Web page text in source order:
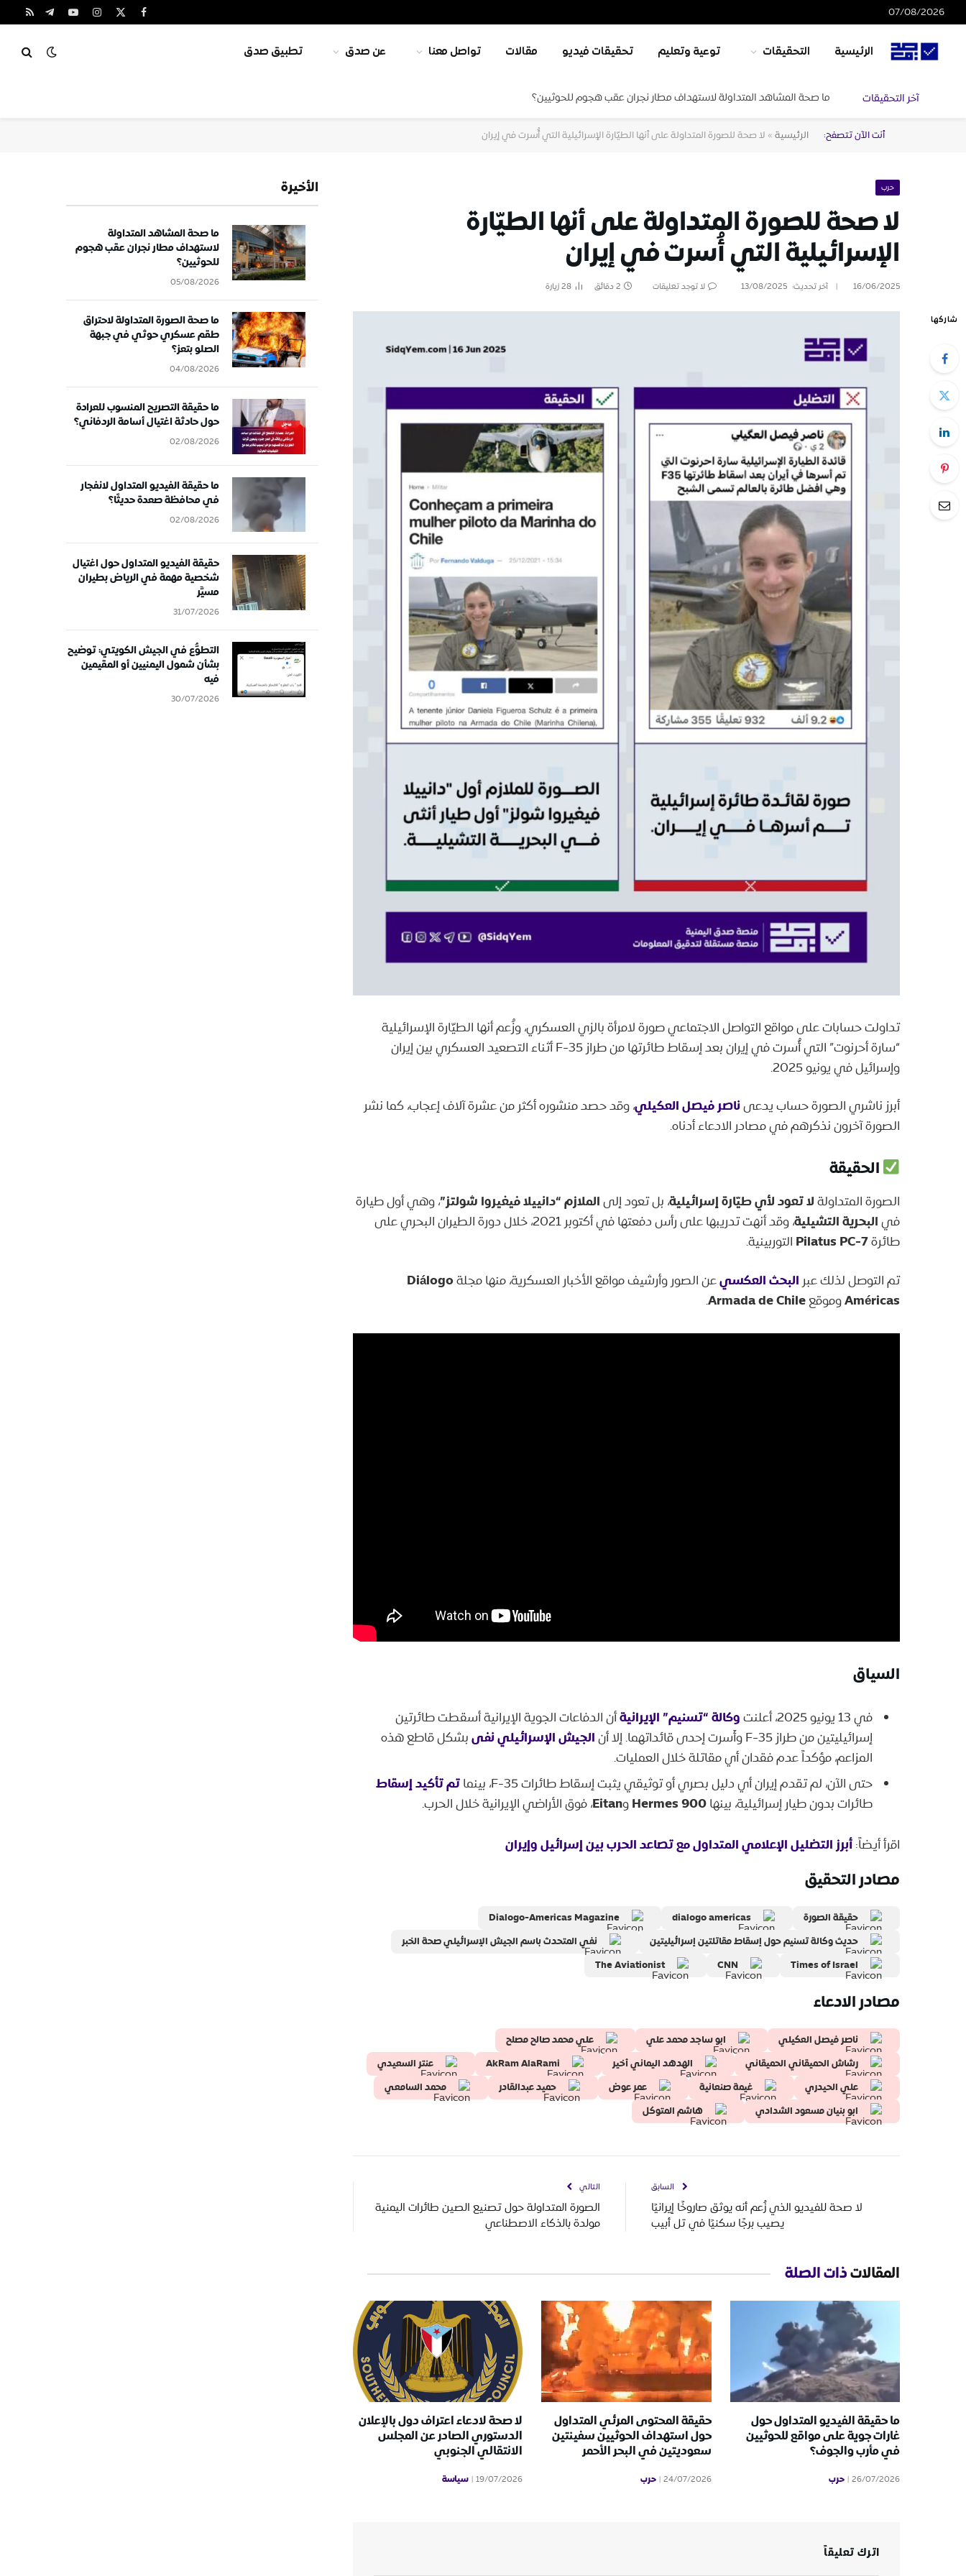
07/08/2026 فيسبوك
X
الانستغراميوتيوبتيلقرامRSS
الرئيسية التحقيقات توعية وتعليم تحقيقات فيديو مقالات تواصل معنا عن صدق تطبيق صدق
آخر التحقيقات ما صحة المشاهد المتداولة لاستهداف مطار نجران عقب هجوم للحوثيين؟
أنت الآن تتصفح: الرئيسية» لا صحة للصورة المتداولة على أنها الطيّارة الإسرائيلية التي أُسرت في إيران
حرب
لا صحة للصورة المتداولة على أنها الطيّارة
الإسرائيلية التي أُسرت في إيران
16/06/2025 آخر تحديث: 13/08/2025 لا توجد تعليقات 2 دقائق 28زيارة
شاركها
تداولت حسابات على مواقع التواصل الاجتماعي صورة لامرأة بالزي العسكري، وزُعم أنها الطيّارة الإسرائيلية
“سارة أحرنوت” التي أُسرت في إيران بعد إسقاط طائرتها من طراز F-35 أثناء التصعيد العسكري بين إيران
وإسرائيل في يونيو 2025.
أبرز ناشري الصورة حساب يدعىناصر فيصل العكيلي، وقد حصد منشوره أكثر من عشرة آلاف إعجاب، كما نشر
الصورة آخرون نذكرهم في مصادر الادعاء أدناه.
الحقيقة
الصورة المتداولةلا تعود لأي طيّارة إسرائيلية، بل تعود إلىالملازم “دانييلا فيغيروا شولتز”، وهي أول طيارة
فيالبحرية التشيلية
، وقد أنهت تدريبها على رأس دفعتها في أكتوبر 2021، خلال دورة الطيران البحري على
طائرةPilatus PC-7 التوربينية.
تم التوصل لذلك عبر البحث العكسيعن الصور وأرشيف مواقع الأخبار العسكرية، منها مجلةDiálogo
AméricasوموقعArmada de Chile
.
السياق
في 13 يونيو 2025، أعلنت وكالة “تسنيم” الإيرانيةأن الدفاعات الجوية الإيرانية أسقطت طائرتين
إسرائيليتين من طراز F-35 وأَسرت إحدى قائداتهما. إلا أن
الجيش الإسرائيلي نفىبشكل قاطع هذه
المزاعم، مؤكداً عدم فقدان أي مقاتلة خلال العمليات.
حتى الآن، لم تقدم إيران أي دليل بصري أو توثيقي يثبت إسقاط طائرات F-35، بينما
تم تأكيد إسقاط
طائرات بدون طيار إسرائيلية، بينهاHermes 900وEitan، فوق الأراضي الإيرانية خلال الحرب.
اقرأ أيضاً:أبرز التضليل الإعلامي المتداول مع تصاعد الحرب بين إسرائيل وإيران
مصادر التحقيق
حقيقة الصورة dialogo americas
Dialogo-Americas Magazine
حديث وكالة تسنيم حول إسقاط مقاتلتين إسرائيليتين
نفي المتحدث باسم الجيش الإسرائيلي صحة الخبر
Times of Israel
CNN
The Aviationist
مصادر الادعاء
ناصر فيصل العكيلي ابو ساجد محمد علي
علي محمد صالح مصلح
رشاش الحميقاني الحميقاني
الهدهد اليماني أخير AkRam AlaRami
عنتر السعيدي
علي الحيدري
غيمة صنعانية عمر عوض حميد عبدالقادر
محمد السامعي
ابو بنيان مسعود الشدادي
هاشم المتوكل
السابق
لا صحة للفيديو الذي زُعم أنه يوثق صاروخًا إيرانيًا
يصيب برجًا سكنيًا في تل أبيب
التالي
الصورة المتداولة حول تصنيع الصين طائرات اليمنية
مولدة بالذكاء الاصطناعي
المقالاتذات الصلة
ما حقيقة الفيديو المتداول حول
غارات جوية على مواقع للحوثيين
في مأرب والجوف؟
26/07/2026 حرب
حقيقة المحتوى المرئي المتداول
حول استهداف الحوثيين سفينتين
سعوديتين في البحر الأحمر
24/07/2026 حرب
لا صحة لادعاء اعتراف دول بالإعلان
الدستوري الصادر عن المجلس
الانتقالي الجنوبي
19/07/2026 سياسة
اترك تعليقاً
الأخيرة
ما صحة المشاهد المتداولة
لاستهداف مطار نجران عقب هجوم
للحوثيين؟
05/08/2026
ما صحة الصورة المتداولة لاحتراق
طقم عسكري حوثي في جبهة
الصلو بتعز؟
04/08/2026
ما حقيقة التصريح المنسوب للعرادة
حول حادثة اغتيال أسامة الردفاني؟
02/08/2026
ما حقيقة الفيديو المتداول لانفجار
في محافظة صعدة حديثًا؟
02/08/2026
حقيقة الفيديو المتداول حول اغتيال
شخصية مهمة في الرياض بطيران
مسيَّر
31/07/2026
التطوُّع في الجيش الكويتي: توضيح
بشأن شمول اليمنيين أو المقيمين
فيه
30/07/2026